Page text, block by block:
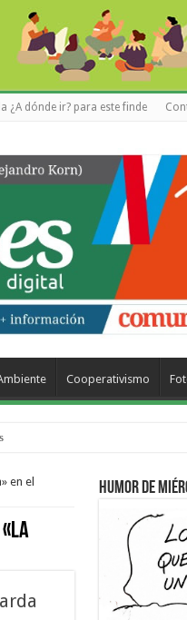
¿A dónde ir? para este finde
Cooperativismo
en el
Humor de